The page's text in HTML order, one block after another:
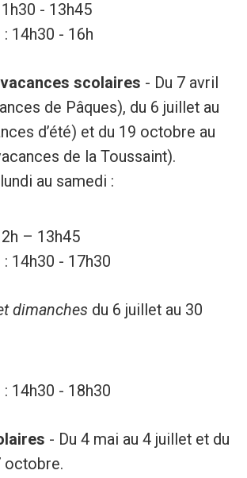
- 13h45
14h30 - 16h
scolaires - Du 7 avril
de Pâques), du 6 juillet au
d’été) et du 19 octobre au
de la Toussaint).
au samedi :
– 13h45
14h30 - 17h30
dimanches du 6 juillet au 30
14h30 - 18h30
- Du 4 mai au 4 juillet et du
octobre.